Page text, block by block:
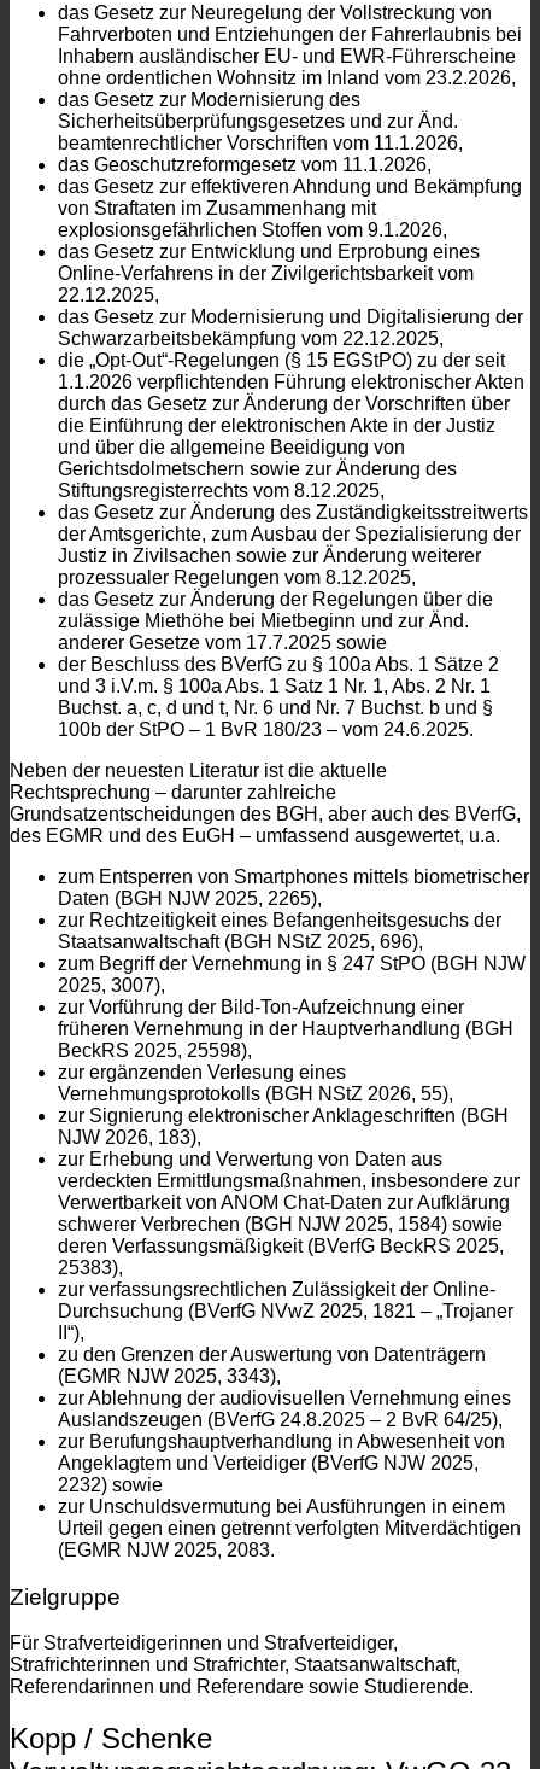
das Gesetz zur Neuregelung der Vollstreckung von
Fahrverboten und Entziehungen der Fahrerlaubnis bei
Inhabern ausländischer EU- und EWR-Führerscheine
ohne ordentlichen Wohnsitz im Inland vom 23.2.2026,
das Gesetz zur Modernisierung des
Sicherheitsüberprüfungsgesetzes und zur Änd.
beamtenrechtlicher Vorschriften vom 11.1.2026,
das Geoschutzreformgesetz vom 11.1.2026,
das Gesetz zur effektiveren Ahndung und Bekämpfung
von Straftaten im Zusammenhang mit
explosionsgefährlichen Stoffen vom 9.1.2026,
das Gesetz zur Entwicklung und Erprobung eines
Online-Verfahrens in der Zivilgerichtsbarkeit vom
22.12.2025,
das Gesetz zur Modernisierung und Digitalisierung der
Schwarzarbeitsbekämpfung vom 22.12.2025,
die „Opt-Out“-Regelungen (§ 15 EGStPO) zu der seit
1.1.2026 verpflichtenden Führung elektronischer Akten
durch das Gesetz zur Änderung der Vorschriften über
die Einführung der elektronischen Akte in der Justiz
und über die allgemeine Beeidigung von
Gerichtsdolmetschern sowie zur Änderung des
Stiftungsregisterrechts vom 8.12.2025,
das Gesetz zur Änderung des Zuständigkeitsstreitwerts
der Amtsgerichte, zum Ausbau der Spezialisierung der
Justiz in Zivilsachen sowie zur Änderung weiterer
prozessualer Regelungen vom 8.12.2025,
das Gesetz zur Änderung der Regelungen über die
zulässige Miethöhe bei Mietbeginn und zur Änd.
anderer Gesetze vom 17.7.2025 sowie
der Beschluss des BVerfG zu § 100a Abs. 1 Sätze 2
und 3 i.V.m. § 100a Abs. 1 Satz 1 Nr. 1, Abs. 2 Nr. 1
Buchst. a, c, d und t, Nr. 6 und Nr. 7 Buchst. b und §
100b der StPO – 1 BvR 180/23 – vom 24.6.2025.
Neben der neuesten Literatur ist die aktuelle
Rechtsprechung – darunter zahlreiche
Grundsatzentscheidungen des BGH, aber auch des BVerfG,
des EGMR und des EuGH – umfassend ausgewertet, u.a.
zum Entsperren von Smartphones mittels biometrischer
Daten (BGH NJW 2025, 2265),
zur Rechtzeitigkeit eines Befangenheitsgesuchs der
Staatsanwaltschaft (BGH NStZ 2025, 696),
zum Begriff der Vernehmung in § 247 StPO (BGH NJW
2025, 3007),
zur Vorführung der Bild-Ton-Aufzeichnung einer
früheren Vernehmung in der Hauptverhandlung (BGH
BeckRS 2025, 25598),
zur ergänzenden Verlesung eines
Vernehmungsprotokolls (BGH NStZ 2026, 55),
zur Signierung elektronischer Anklageschriften (BGH
NJW 2026, 183),
zur Erhebung und Verwertung von Daten aus
verdeckten Ermittlungsmaßnahmen, insbesondere zur
Verwertbarkeit von ANOM Chat-Daten zur Aufklärung
schwerer Verbrechen (BGH NJW 2025, 1584) sowie
deren Verfassungsmäßigkeit (BVerfG BeckRS 2025,
25383),
zur verfassungsrechtlichen Zulässigkeit der Online-
Durchsuchung (BVerfG NVwZ 2025, 1821 – „Trojaner
II“),
zu den Grenzen der Auswertung von Datenträgern
(EGMR NJW 2025, 3343),
zur Ablehnung der audiovisuellen Vernehmung eines
Auslandszeugen (BVerfG 24.8.2025 – 2 BvR 64/25),
zur Berufungshauptverhandlung in Abwesenheit von
Angeklagtem und Verteidiger (BVerfG NJW 2025,
2232) sowie
zur Unschuldsvermutung bei Ausführungen in einem
Urteil gegen einen getrennt verfolgten Mitverdächtigen
(EGMR NJW 2025, 2083.
Zielgruppe
Für Strafverteidigerinnen und Strafverteidiger,
Strafrichterinnen und Strafrichter, Staatsanwaltschaft,
Referendarinnen und Referendare sowie Studierende.
Kopp / Schenke